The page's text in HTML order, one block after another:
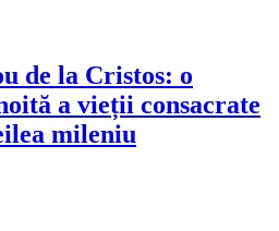
de la Cristos: o
a vieții consacrate
mileniu